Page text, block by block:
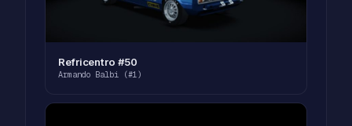
Refricentro #50
Armando Balbi (#1)